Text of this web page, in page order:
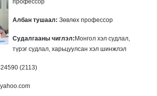
Албан тушаал: Зөвлөх профессор
Судалгааны чиглэл:Монгол хэл судлал,
түрэг судлал, харьцуулсан хэл шинжлэл
(2113)